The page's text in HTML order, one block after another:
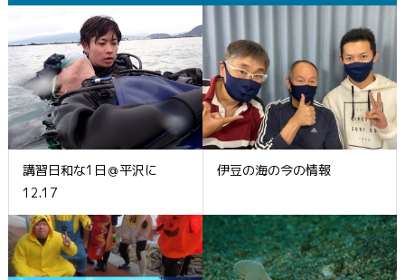
講習日和な1日＠平沢に
12.17
伊豆の海の今の情報